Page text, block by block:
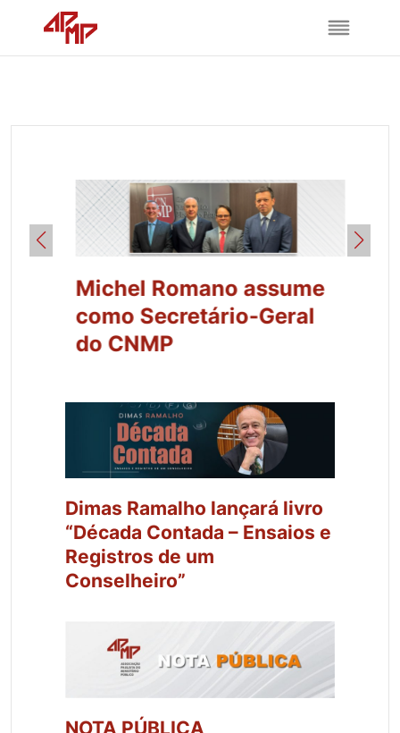
Michel Romano assume
como Secretário-Geral
do CNMP
Dimas Ramalho lançará livro
“Década Contada – Ensaios e
Registros de um
Conselheiro”
NOTA PÚBLICA